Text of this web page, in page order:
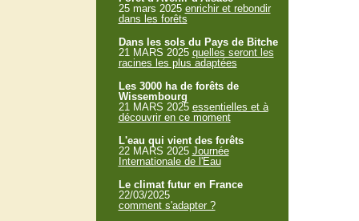
25 mars 2025 enrichir et rebondir
dans les forêts
Dans les sols du Pays de Bitche
21 MARS 2025 quelles seront les
racines les plus adaptées
Les 3000 ha de forêts de
Wissembourg
21 MARS 2025 essentielles et à
découvrir en ce moment
L'eau qui vient des forêts
22 MARS 2025 Journée
Internationale de l'Eau
Le climat futur en France
22/03/2025
comment s'adapter ?